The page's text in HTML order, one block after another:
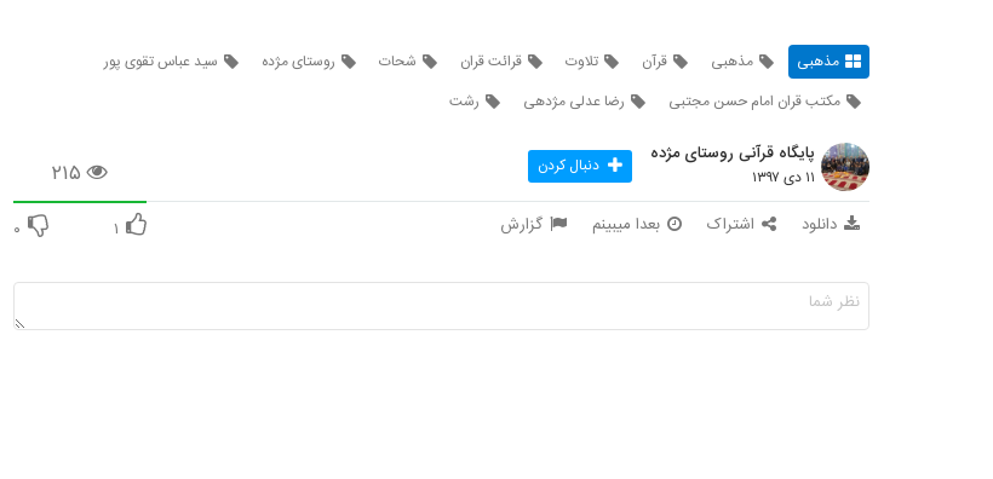
مذهبی مذهبی قرآن تلاوت قرائت قران شحات روستای مژده
سید عباس تقوی پور
مکتب قران امام حسن مجتبی
رضا عدلی مژدهی رشت
۲۱۵
پایگاه قرآنی روستای مژده
۱۱ دی ۱۳۹۷ دنبال کردن
دانلود اشتراک بعدا میبینم گزارش ۱ ۰